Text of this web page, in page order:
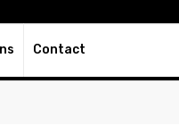
250DT D'ACHATS
Contact